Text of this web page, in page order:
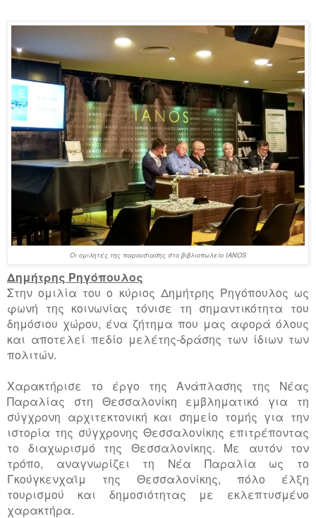
Οι ομιλητές της παρουσίασης στο βιβλιοπωλείο IANOS
Δημήτρης Ρηγόπουλος
Στην ομιλία του ο κύριος Δημήτρης Ρηγόπουλος ως
φωνή της κοινωνίας τόνισε τη σημαντικότητα του
δημόσιου χώρου, ένα ζήτημα που μας αφορά όλους
και αποτελεί πεδίο μελέτης-δράσης των ίδιων των
πολιτών.
Χαρακτήρισε το έργο της Ανάπλασης της Νέας
Παραλίας στη Θεσσαλονίκη εμβληματικό για τη
σύγχρονη αρχιτεκτονική και σημείο τομής για την
ιστορία της σύγχρονης Θεσσαλονίκης επιτρέποντας
το διαχωρισμό της Θεσσαλονίκης. Με αυτόν τον
τρόπο, αναγνωρίζει τη Νέα Παραλία ως το
Γκούγκενχαϊμ της Θεσσαλονίκης, πόλο έλξη
τουρισμού και δημοσιότητας με εκλεπτυσμένο
χαρακτήρα.